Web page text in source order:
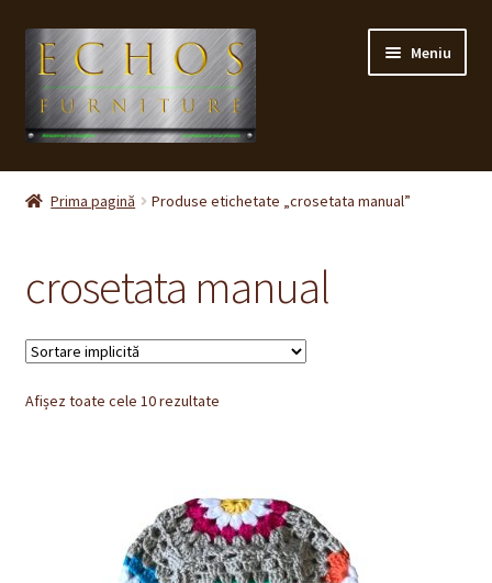
Sari
navigare
Sari
conținut
Meniu
Prima pagină
Contul meu
Coș
Cum cumpăr ?
Prima pagină Produse etichetate „crosetata manual”
crosetata manual
Afișez toate cele 10 rezultate